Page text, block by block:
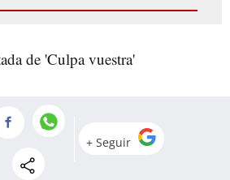
/ Semana anterior: 1 /